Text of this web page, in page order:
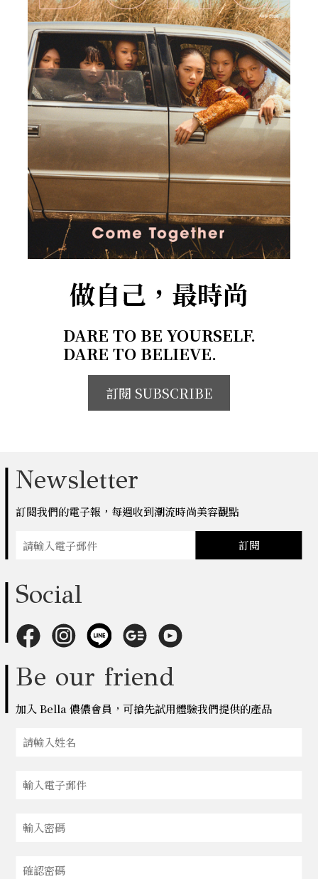
做自己，最時尚
DARE TO BE YOURSELF.
DARE TO BELIEVE.
訂閱 SUBSCRIBE
Newsletter
訂閱我們的電子報，每週收到潮流時尚美容觀點
訂閱
Social
Be our friend
加入 Bella 儂儂會員，可搶先試用體驗我們提供的產品